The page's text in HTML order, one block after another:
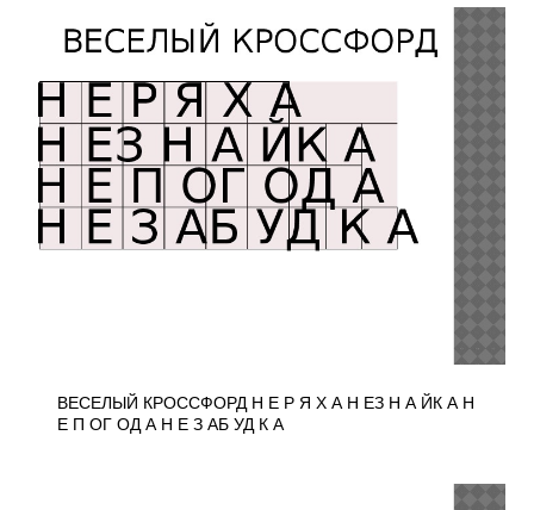
ВЕСЕЛЫЙ КРОССФОРД Н Е Р Я Х А Н ЕЗ Н А ЙК А Н
Е П ОГ ОД А Н Е З АБ УД К А